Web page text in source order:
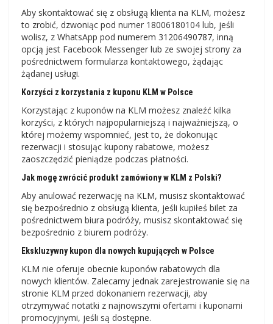
Aby skontaktować się z obsługą klienta na KLM, możesz
to zrobić, dzwoniąc pod numer 18006180104 lub, jeśli
wolisz, z WhatsApp pod numerem 31206490787, inną
opcją jest Facebook Messenger lub ze swojej strony za
pośrednictwem formularza kontaktowego, żądając
żądanej usługi.
Korzyści z korzystania z kuponu KLM w Polsce
Korzystając z kuponów na KLM możesz znaleźć kilka
korzyści, z których najpopularniejszą i najważniejszą, o
której możemy wspomnieć, jest to, że dokonując
rezerwacji i stosując kupony rabatowe, możesz
zaoszczędzić pieniądze podczas płatności.
Jak mogę zwrócić produkt zamówiony w KLM z Polski?
Aby anulować rezerwację na KLM, musisz skontaktować
się bezpośrednio z obsługą klienta, jeśli kupiłeś bilet za
pośrednictwem biura podróży, musisz skontaktować się
bezpośrednio z biurem podróży.
Ekskluzywny kupon dla nowych kupujących w Polsce
KLM nie oferuje obecnie kuponów rabatowych dla
nowych klientów. Zalecamy jednak zarejestrowanie się na
stronie KLM przed dokonaniem rezerwacji, aby
otrzymywać notatki z najnowszymi ofertami i kuponami
promocyjnymi, jeśli są dostępne.